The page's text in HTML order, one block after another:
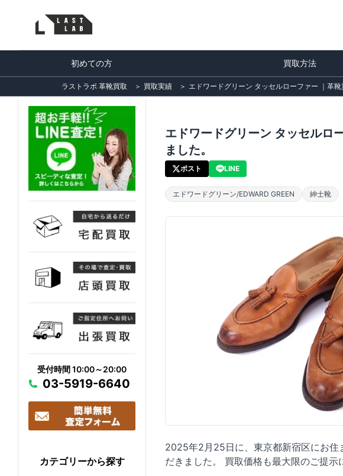
初めての方 買取方法
ラストラボ 革靴買取 ＞ 買取実績 ＞ エドワードグリーン タッセルローファー ｜革
受付時間 10:00～20:00
03-5919-6640
カテゴリーから探す
エドワードグリーン タッセルロ
ました。
ポスト LINE
エドワードグリーン/EDWARD GREEN 紳士靴
2025年2月25日に、東京都新宿区にお住
だきました。 買取価格も最大限のご提示